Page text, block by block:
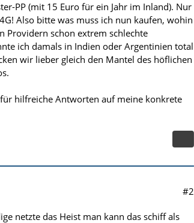
PP (mit 15 Euro für ein Jahr im Inland). Nur
Also bitte was muss ich nun kaufen, wohin
Providern schon extrem schlechte
ich damals in Indien oder Argentinien total
wir lieber gleich den Mantel des höflichen
hilfreiche Antworten auf meine konkrete
#2
netzte das Heist man kann das schiff als